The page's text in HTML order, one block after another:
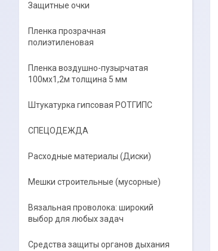
Защитные очки
Пленка прозрачная
полиэтиленовая
Пленка воздушно-пузырчатая
100мх1,2м толщина 5 мм
Штукатурка гипсовая РОТГИПС
СПЕЦОДЕЖДА
Расходные материалы (Диски)
Мешки строительные (мусорные)
Вязальная проволока: широкий
выбор для любых задач
Средства защиты органов дыхания